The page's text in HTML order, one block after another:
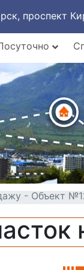
проспект
- Объект